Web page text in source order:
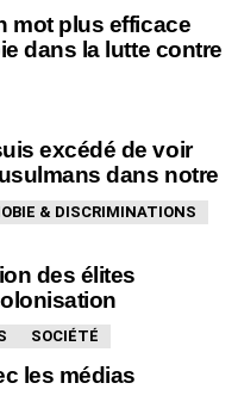
mot plus efficace
dans la lutte contre
excédé de voir
dans notre
& DISCRIMINATIONS
des élites
SOCIÉTÉ
les médias